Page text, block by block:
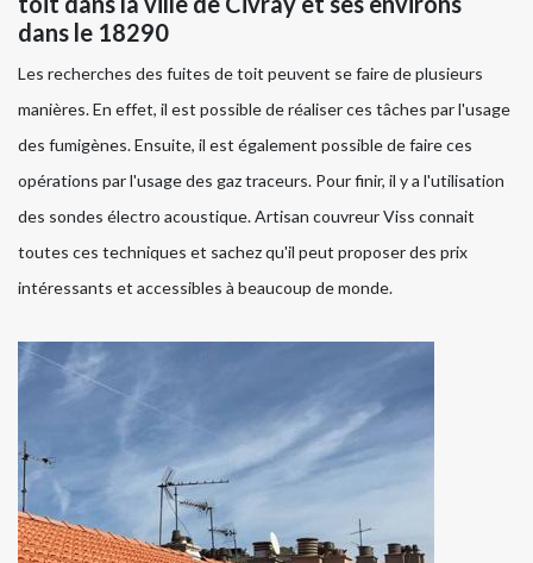
dans le 18290
Les recherches des fuites de toit peuvent se faire de plusieurs
manières. En effet, il est possible de réaliser ces tâches par l'usage
des fumigènes. Ensuite, il est également possible de faire ces
opérations par l'usage des gaz traceurs. Pour finir, il y a l'utilisation
des sondes électro acoustique. Artisan couvreur Viss connait
toutes ces techniques et sachez qu'il peut proposer des prix
intéressants et accessibles à beaucoup de monde.